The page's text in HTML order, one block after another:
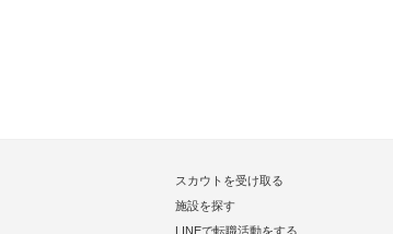
スカウトを受け取る
施設を探す
LINEで転職活動をする